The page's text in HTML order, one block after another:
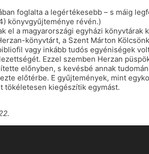
foglalta a legértékesebb – s máig
könyvgyűjteménye révén.)
a magyarországi egyházi
könyvtárt, a Szent Márton
vagy inkább tudós egyéniségek
Ezzel szemben Herzan
előnyben, s kevésbé annak
előtérbe. E gyűjtemények, mint
tökéletesen kiegészítik egymást.